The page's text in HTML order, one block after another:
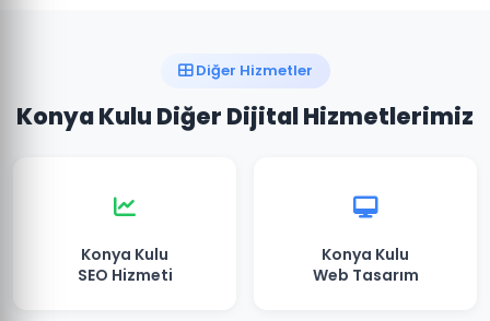
Diğer Hizmetler
Konya Kulu Diğer Dijital Hizmetlerimiz
Konya Kulu
SEO Hizmeti
Konya Kulu
Web Tasarım